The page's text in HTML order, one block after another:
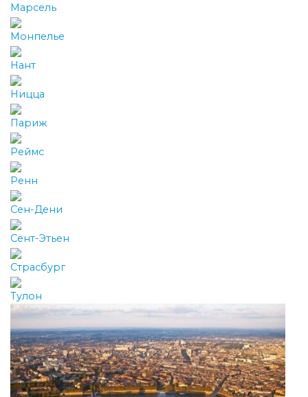
Марсель
Монпелье
Нант
Ницца
Париж
Реймс
Ренн
Сен-Дени
Сент-Этьен
Страсбург
Тулон